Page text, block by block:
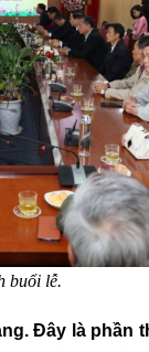
buổi lễ.
Đây là